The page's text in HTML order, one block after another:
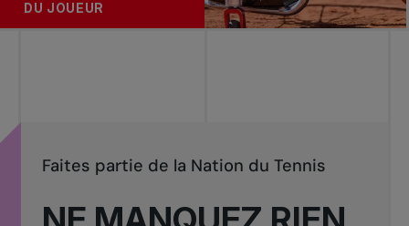
DU JOUEUR
Faites partie de la Nation du Tennis